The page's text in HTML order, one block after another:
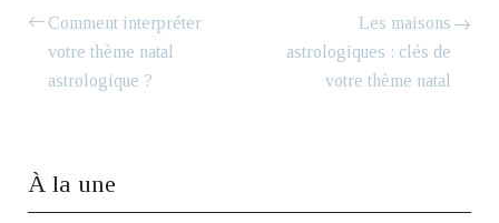
Comment interpréter
votre thème natal
astrologique ?
Les maisons
astrologiques : clés de
votre thème natal
À la une